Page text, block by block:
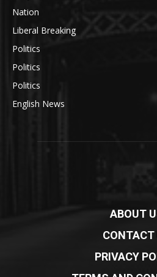
Nation
Liberal Breaking
Politics
Politics
Politics
English News
ABOUT
CONTACT
PRIVACY